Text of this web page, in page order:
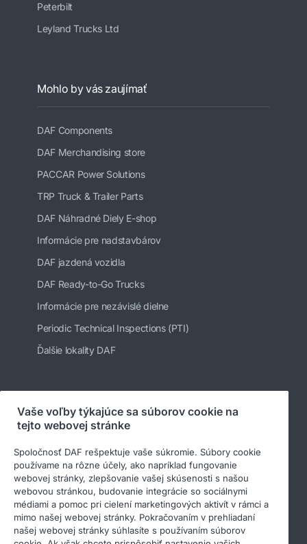
Peterbilt
Leyland Trucks Ltd
Mohlo by vás zaujímať
DAF Components
DAF Merchandising store
PACCAR Power Solutions
TRP Truck & Trailer Parts
DAF Náhradné Diely E-shop
Informácie pre nadstavbárov
DAF jazdená vozidla
DAF Ready-to-Go Trucks
Informácie pre nezávislé dielne
Periodic Technical Inspections (PTI)
Ďalšie lokality DAF
Sledujte nás
Vaše voľby týkajúce sa súborov cookie na
tejto webovej stránke
Spoločnosť DAF rešpektuje vaše súkromie. Súbory cookie
používame na rôzne účely, ako napríklad fungovanie
webovej stránky, zlepšovanie vašej skúsenosti s našou
webovou stránkou, budovanie integrácie so sociálnymi
médiami a pomoc pri cielení marketingových aktivít v rámci a
mimo našej webovej stránky. Pokračovaním v prehliadaní
našej webovej stránky súhlasíte s používaním súborov